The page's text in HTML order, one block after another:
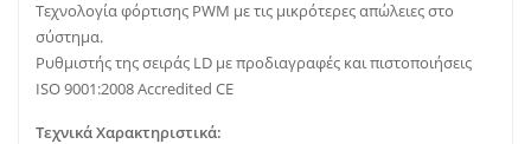
Τεχνολογία φόρτισης PWM με τις μικρότερες απώλειες στο
σύστημα.
Ρυθμιστής της σειράς LD με προδιαγραφές και πιστοποιήσεις
ISO 9001:2008 Accredited CE
Τεχνικά Χαρακτηριστικά: